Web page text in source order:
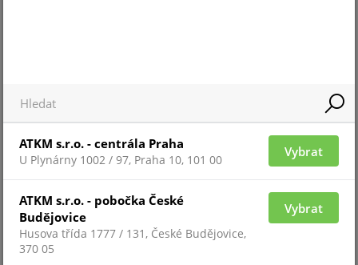
DFU-535-XLRC
ATKM s.r.o. - centrála Praha
U Plynárny 1002 / 97, Praha 10, 101 00
Vybrat
ATKM s.r.o. - pobočka České
Budějovice
Husova třída 1777 / 131, České Budějovice,
370 05
Vybrat